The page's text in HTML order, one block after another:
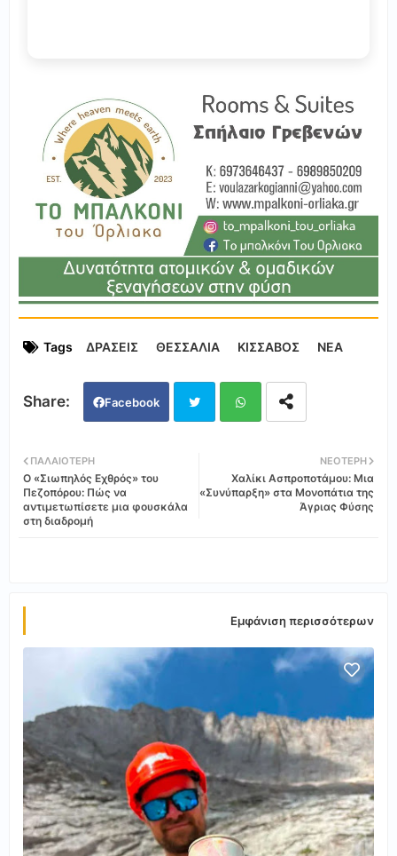
Tags ΔΡΑΣΕΙΣ ΘΕΣΣΑΛΙΑ ΚΙΣΣΑΒΟΣ ΝΕΑ
Facebook
ats
ΝΕΌΤΕΡΗ
Χαλίκι Ασπροποτάμου: Μια
«Συνύπαρξη» στα Μονοπάτια της
Άγριας Φύσης
ΠΑΛΑΙΌΤΕΡΗ
Ο «Σιωπηλός Εχθρός» του
Πεζοπόρου: Πώς να
αντιμετωπίσετε μια φουσκάλα
στη διαδρομή
Εμφάνιση περισσότερων